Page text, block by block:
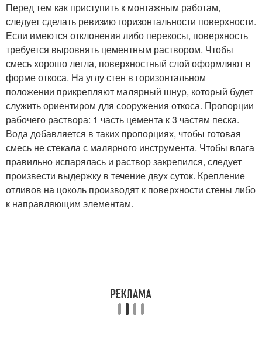
Перед тем как приступить к монтажным работам,
следует сделать ревизию горизонтальности поверхности.
Если имеются отклонения либо перекосы, поверхность
требуется выровнять цементным раствором. Чтобы
смесь хорошо легла, поверхностный слой оформляют в
форме откоса. На углу стен в горизонтальном
положении прикрепляют малярный шнур, который будет
служить ориентиром для сооружения откоса. Пропорции
рабочего раствора: 1 часть цемента к 3 частям песка.
Вода добавляется в таких пропорциях, чтобы готовая
смесь не стекала с малярного инструмента. Чтобы влага
правильно испарялась и раствор закрепился, следует
произвести выдержку в течение двух суток. Крепление
отливов на цоколь производят к поверхности стены либо
к направляющим элементам.